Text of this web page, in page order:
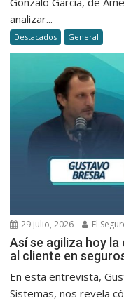
analizar...
Destacados General
29 julio, 2026 El
Así se agiliza hoy
al cliente en
En esta entrevista,
Sistemas, nos revela